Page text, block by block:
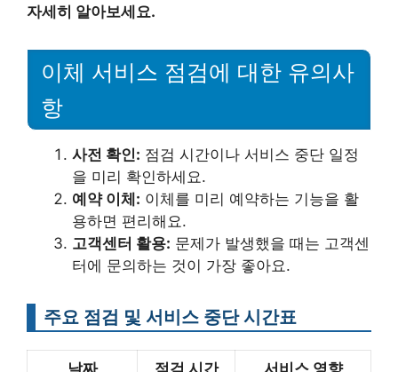
자세히 알아보세요.
이체 서비스 점검에 대한 유의사
항
사전 확인: 점검 시간이나 서비스 중단 일정
을 미리 확인하세요.
예약 이체: 이체를 미리 예약하는 기능을 활
용하면 편리해요.
고객센터 활용: 문제가 발생했을 때는 고객센
터에 문의하는 것이 가장 좋아요.
주요 점검 및 서비스 중단 시간표
날짜 점검 시간 서비스 영향